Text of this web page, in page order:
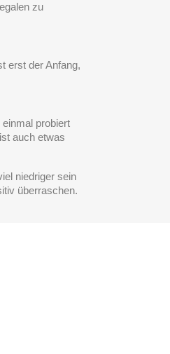
zu
erst der Anfang,
probiert
auch etwas
niedriger sein
überraschen.